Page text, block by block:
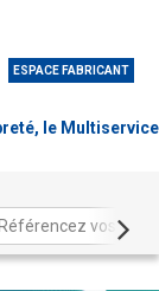
ESPACE FABRICANT
le Multiservice
Référencez vos